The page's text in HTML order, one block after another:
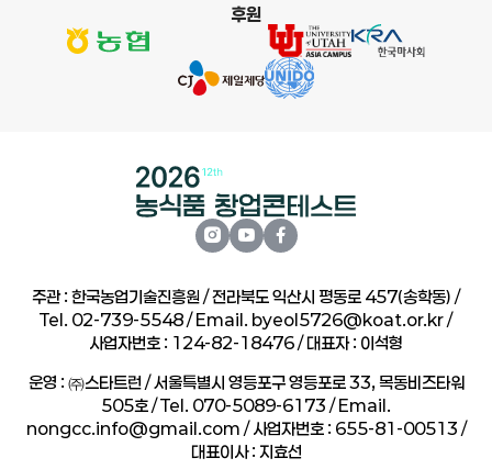
후원
주관 : 한국농업기술진흥원 / 전라북도 익산시 평동로 457(송학동) /
Tel. 02-739-5548 / Email. byeol5726@koat.or.kr/
사업자번호 : 124-82-18476 / 대표자 : 이석형
운영 : ㈜스타트런 / 서울특별시 영등포구 영등포로 33, 목동비즈타워
505호 / Tel. 070-5089-6173 / Email.
nongcc.info@gmail.com / 사업자번호 : 655-81-00513 /
대표이사 : 지효선